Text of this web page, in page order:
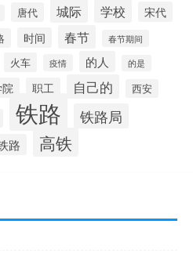
唐代 城际 学校 宋代
时间 春节 春节期间
火车 疫情 的人 的是
职工 自己的 西安
铁路 铁路局
路 高铁